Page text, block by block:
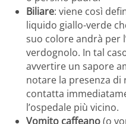
Biliare: viene così
liquido giallo-verde
suo colore andrà per
verdognolo. In tal
avvertire un sapore
notare la presenza di
contatta
l’ospedale più vicino.
Vomito caffeano(o